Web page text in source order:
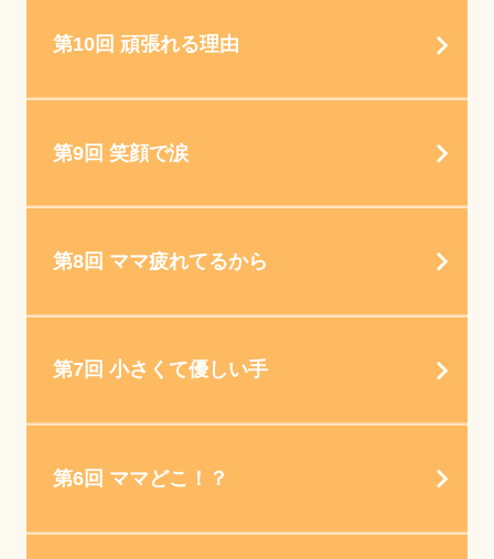
第10回 頑張れる理由
第9回 笑顔で涙
第8回 ママ疲れてるから
第7回 小さくて優しい手
第6回 ママどこ！？